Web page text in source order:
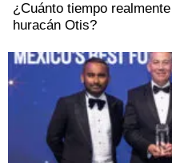
¿Cuánto tiempo
huracán Otis?